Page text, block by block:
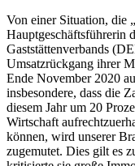
Von einer Situation, die
Hauptgeschäftsführerin
Gaststättenverbands
Umsatzrückgang ihrer
Ende November 2020
insbesondere, dass die
diesem Jahr um 20
Wirtschaft
können, wird unserer
zugemutet. Dies gilt es